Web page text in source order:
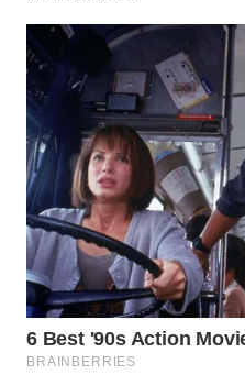
UTARA
WN
SAMOSIR
WN
PADANG
LAWAS
WN
SUMEDANG
WN